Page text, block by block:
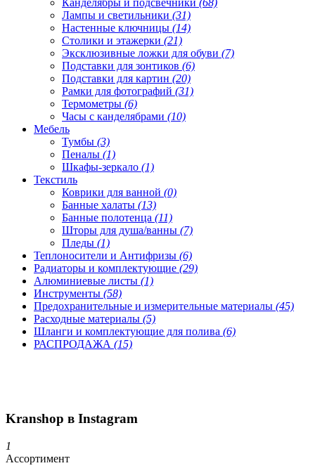
Лампы и светильники (31)
Настенные ключницы (14)
Столики и этажерки (21)
Эксклюзивные ложки для обуви (7)
Подставки для зонтиков (6)
Подставки для картин (20)
Рамки для фотографий (31)
Термометры (6)
Часы с канделябрами (10)
Мебель
Тумбы (3)
Пеналы (1)
Шкафы-зеркало (1)
Текстиль
Коврики для ванной (0)
Банные халаты (13)
Банные полотенца (11)
Шторы для душа/ванны (7)
Пледы (1)
Теплоносители и Антифризы (6)
Радиаторы и комплектующие (29)
Алюминиевые листы (1)
Инструменты (58)
Предохранительные и измерительные материалы (45)
Расходные материалы (5)
Шланги и комплектующие для полива (6)
РАСПРОДАЖА (15)
Kranshop в Instagram
1
Ассортимент